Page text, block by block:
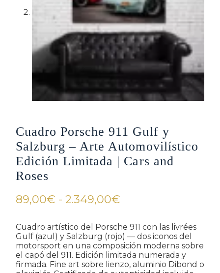
Cuadro Porsche 911 Gulf y
Salzburg – Arte Automovilístico
Edición Limitada | Cars and
Roses
89,00€ - 2.349,00€
precios:
desde
89,00€
hasta
Cuadro artístico del Porsche 911 con las livrées
Gulf (azul) y Salzburg (rojo) — dos iconos del
motorsport en una composición moderna sobre
el capó del 911. Edición limitada numerada y
firmada. Fine art sobre lienzo, aluminio Dibond o